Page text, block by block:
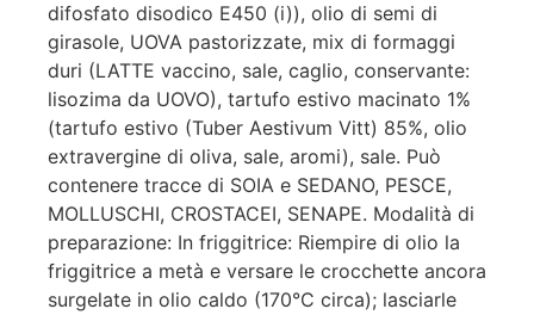
difosfato disodico E450 (i)), olio di semi di
girasole, UOVA pastorizzate, mix di formaggi
duri (LATTE vaccino, sale, caglio, conservante:
lisozima da UOVO), tartufo estivo macinato 1%
(tartufo estivo (Tuber Aestivum Vitt) 85%, olio
extravergine di oliva, sale, aromi), sale. Può
contenere tracce di SOIA e SEDANO, PESCE,
MOLLUSCHI, CROSTACEI, SENAPE. Modalità di
preparazione: In friggitrice: Riempire di olio la
friggitrice a metà e versare le crocchette ancora
surgelate in olio caldo (170°C circa); lasciarle